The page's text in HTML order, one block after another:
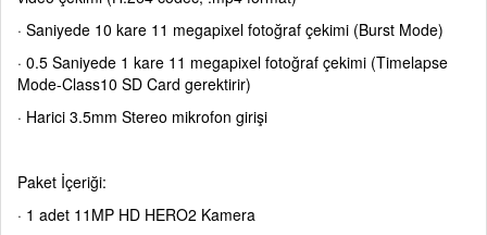
· Saniyede 10 kare 11 megapixel fotoğraf çekimi (Burst Mode)
· 0.5 Saniyede 1 kare 11 megapixel fotoğraf çekimi (Timelapse
Mode-Class10 SD Card gerektirir)
· Harici 3.5mm Stereo mikrofon girişi
Paket İçeriği:
· 1 adet 11MP HD HERO2 Kamera